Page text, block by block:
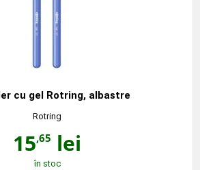
cu gel Rotring, albastre
Rotring
15,65 lei
în stoc